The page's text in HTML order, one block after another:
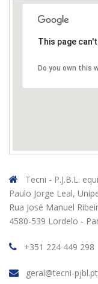
This page
Do you own this
Tecni - P.J.B.L.
Paulo Jorge Leal,
Rua José Manuel
4580-539 Lordelo -
+351 224 449 298
geral@tecni-pjbl.pt